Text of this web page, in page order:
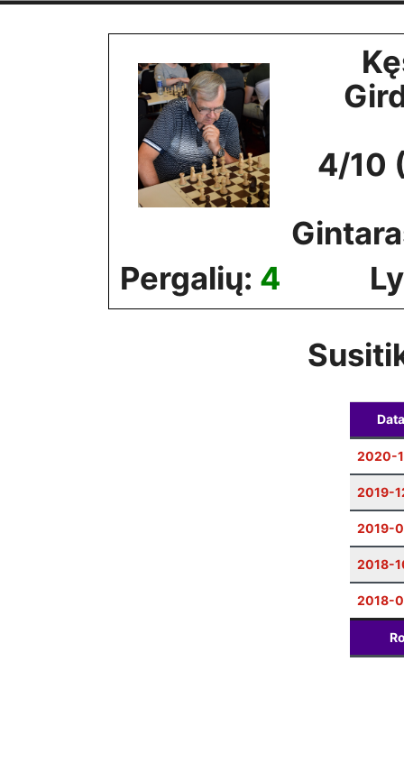
4/10
Pergalių: 4
Data
2020-
2019-
2019-
2018-
2018-